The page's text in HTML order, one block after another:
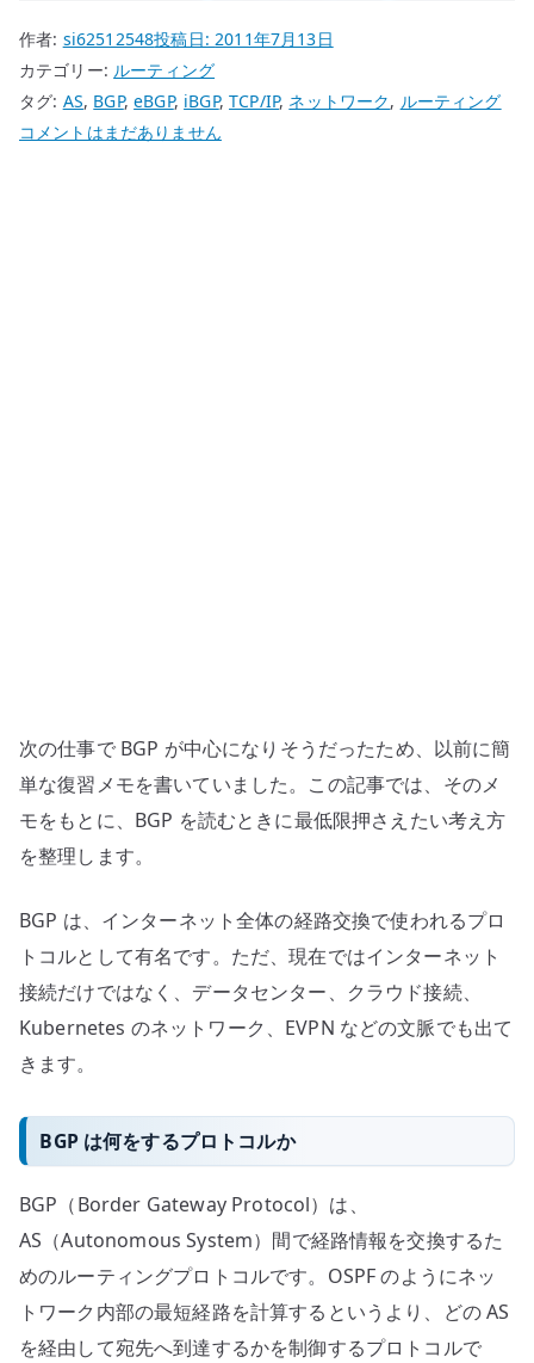
作者: si62512548投稿日:2011年7月13日
カテゴリー: ルーティング
タグ: AS, BGP,eBGP, iBGP,TCP/IP, ネットワーク, ルーティング
BGP
制
御
を
整
へ
の
コメントはまだありません
次の仕事で BGP が中心になりそうだったため、以前に簡
単な復習メモを書いていました。この記事では、そのメ
モをもとに、BGP を読むときに最低限押さえたい考え方
を整理します。
BGP は、インターネット全体の経路交換で使われるプロ
トコルとして有名です。ただ、現在ではインターネット
接続だけではなく、データセンター、クラウド接続、
Kubernetes のネットワーク、EVPN などの文脈でも出て
きます。
BGP は何をするプロトコルか
BGP（Border Gateway Protocol）は、
AS（Autonomous System）間で経路情報を交換するた
めのルーティングプロトコルです。OSPF のようにネッ
トワーク内部の最短経路を計算するというより、どの AS
を経由して宛先へ到達するかを制御するプロトコルで